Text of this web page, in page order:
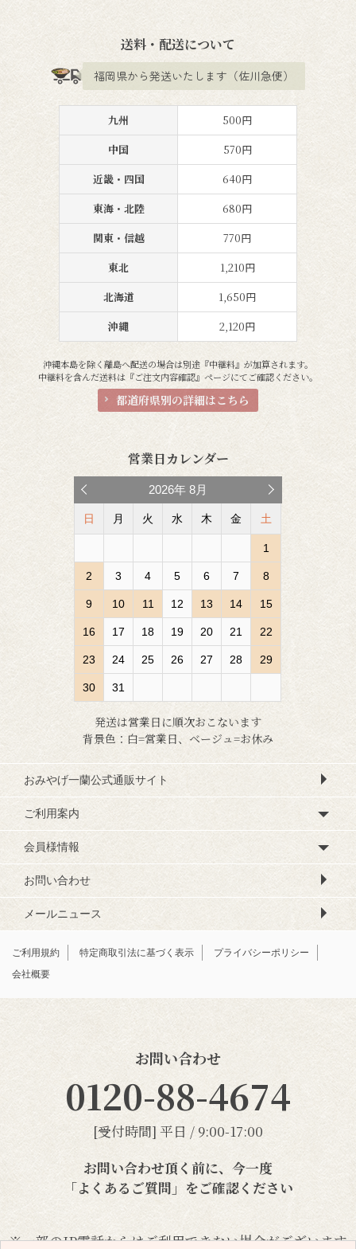
送料・配送について
福岡県から発送いたします（佐川急便）
九州
中国
近畿・四国
東海・北陸
関東・信越
東北
北海道
沖縄
500円
570円
640円
680円
770円
1,210円
1,650円
2,120円
沖縄本島を除く離島へ配送の場合は別途『中継料』が加算されます。
中継料を含んだ送料は『ご注文内容確認』ページにてご確認ください。
都道府県別の詳細はこちら
営業日カレンダー
2026年 8月
日 月 火 水 木 金 土
1
2 3 4 5 6 7 8
9 10 11 12 13 14 15
16 17 18 19 20 21 22
23 24 25 26 27 28 29
30 31
発送は営業日に順次おこないます
背景色：白=営業日、ベージュ=お休み
おみやげ一蘭公式通販サイト
ご利用案内
会員様情報
お問い合わせ
メールニュース
ご利用規約 特定商取引法に基づく表示
プライバシーポリシー
会社概要
お問い合わせ
0120-88-4674
[受付時間] 平日 / 9:00-17:00
お問い合わせ頂く前に、今一度
「よくあるご質問」 をご確認ください
※一部のIP電話からはご利用できない場合がございます